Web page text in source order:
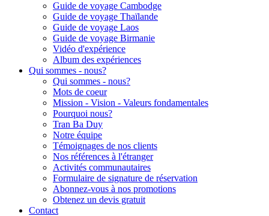
Guide de voyage Cambodge
Guide de voyage Thaïlande
Guide de voyage Laos
Guide de voyage Birmanie
Vidéo d'expérience
Album des expériences
Qui sommes - nous?
Qui sommes - nous?
Mots de coeur
Mission - Vision - Valeurs fondamentales
Pourquoi nous?
Tran Ba Duy
Notre équipe
Témoignages de nos clients
Nos références à l'étranger
Activités communautaires
Formulaire de signature de réservation
Abonnez-vous à nos promotions
Obtenez un devis gratuit
Contact